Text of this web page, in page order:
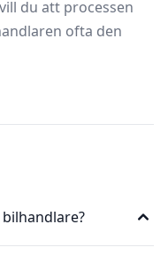
du att processen
ofta den